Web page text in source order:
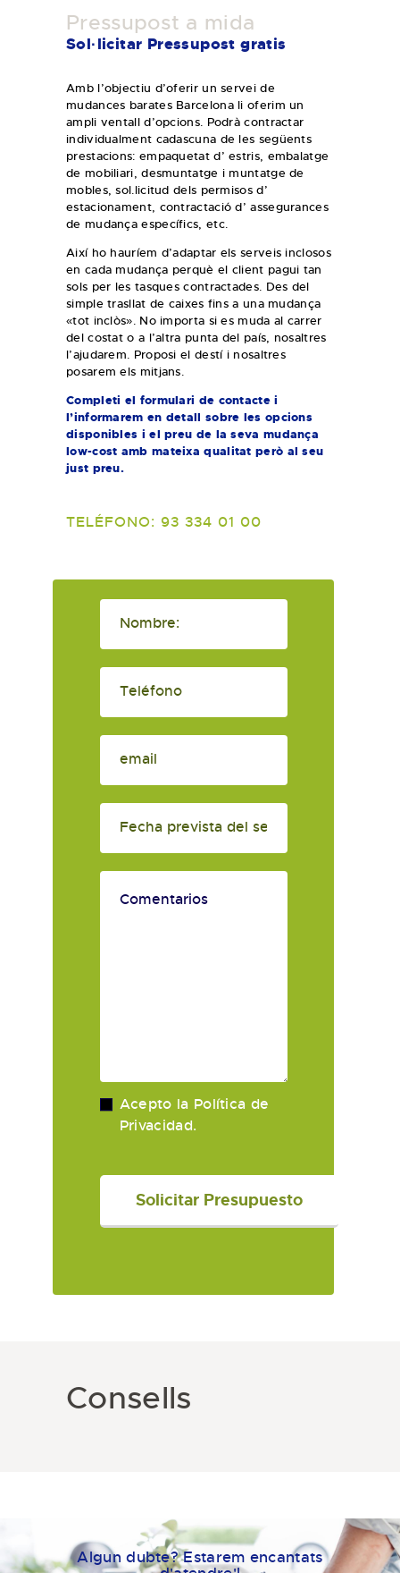
Pressupost a mida
Sol·licitar Pressupost gratis
Amb l’objectiu d’oferir un servei de
mudances barates Barcelona li oferim un
ampli ventall d’opcions. Podrà contractar
individualment cadascuna de les següents
prestacions: empaquetat d’ estris, embalatge
de mobiliari, desmuntatge i muntatge de
mobles, sol.licitud dels permisos d’
estacionament, contractació d’ assegurances
de mudança específics, etc.
Així ho hauríem d’adaptar els serveis inclosos
en cada mudança perquè el client pagui tan
sols per les tasques contractades. Des del
simple trasllat de caixes fins a una mudança
«tot inclòs». No importa si es muda al carrer
del costat o a l’altra punta del país, nosaltres
l’ajudarem. Proposi el destí i nosaltres
posarem els mitjans.
Completi el formulari de contacte i
l’informarem en detall sobre les opcions
disponibles i el preu de la seva mudança
low-cost amb mateixa qualitat però al seu
just preu.
TELÉFONO: 93 334 01 00
Acepto la Política de
Privacidad.
Consells
Algun dubte? Estarem encantats